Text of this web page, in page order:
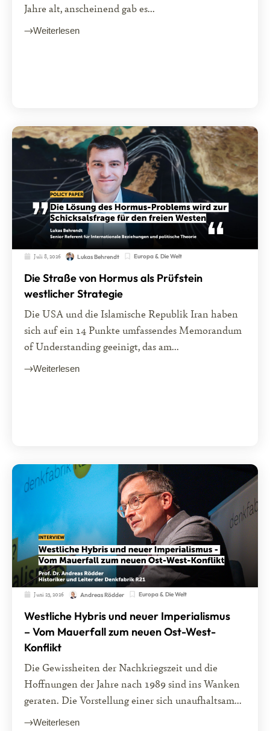
Jahre alt, anscheinend gab es...
Weiterlesen
Juli 8, 2026 Lukas Behrendt Europa & Die Welt
Die Straße von Hormus als Prüfstein
westlicher Strategie
Die USA und die Islamische Republik Iran haben
sich auf ein 14 Punkte umfassendes Memorandum
of Understanding geeinigt, das am...
Weiterlesen
Juni 23, 2026 Andreas Rödder Europa & Die Welt
Westliche Hybris und neuer Imperialismus
– Vom Mauerfall zum neuen Ost-West-
Konflikt
Die Gewissheiten der Nachkriegszeit und die
Hoffnungen der Jahre nach 1989 sind ins Wanken
geraten. Die Vorstellung einer sich unaufhaltsam...
Weiterlesen